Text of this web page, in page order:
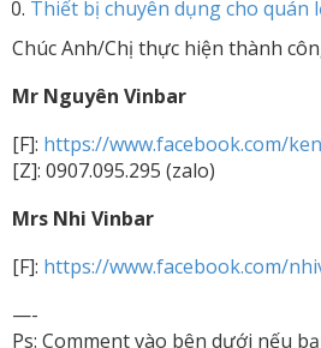
Thiết bị chuyên dụng cho quán
Chúc Anh/Chị thực hiện thành
Mr Nguyên Vinbar
[F]: https://www.facebook.com/
[Z]: 0907.095.295 (zalo)
Mrs Nhi Vinbar
[F]: https://www.facebook.com/
—-
Ps: Comment vào bên dưới nếu